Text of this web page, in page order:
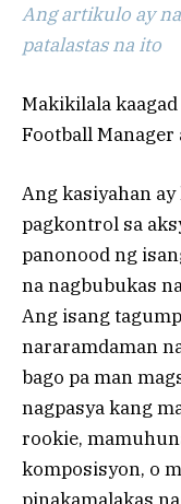
Ang artikulo ay
patalastas na ito
Makikilala
Football Manager
Ang kasiyahan
pagkontrol sa
panonood ng
na nagbubukas
Ang isang
nararamdaman
bago pa man
nagpasya kang
rookie,
komposisyon, o